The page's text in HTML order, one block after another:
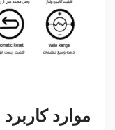
موارد